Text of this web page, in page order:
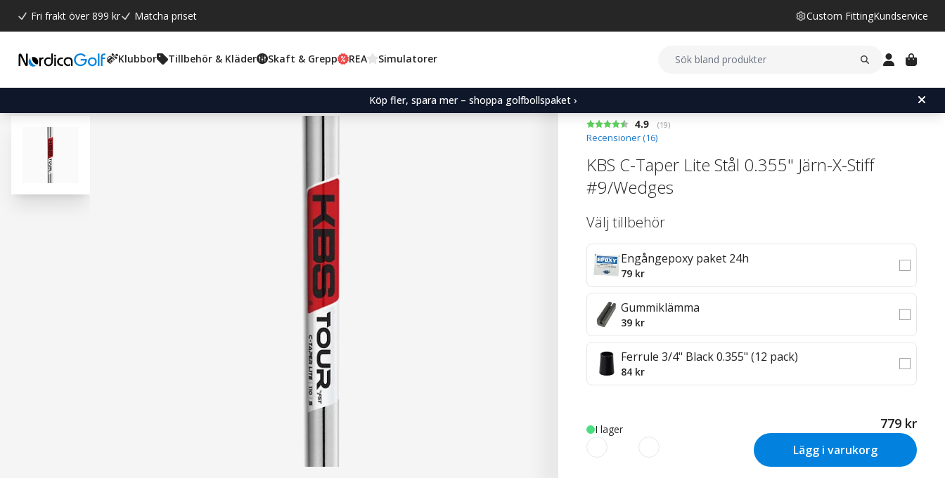
Fri frakt över 899 kr Matcha priset Custom FittingKundservice
Klubbor Tillbehör & Kläder Skaft & Grepp REA Simulatorer
Köp fler, spara mer – shoppa golfbollspaket ›
Snittbetyg:
4.9 (röster:
19)
Recensioner (16)
KBS C-Taper Lite Stål 0.355" Järn-X-Stiff
#9/Wedges
Välj tillbehör
Engångepoxy paket 24h
79 kr
Gummiklämma
39 kr
Ferrule 3/4" Black 0.355" (12 pack)
84 kr
I lager 779 kr
Lägg i varukorg